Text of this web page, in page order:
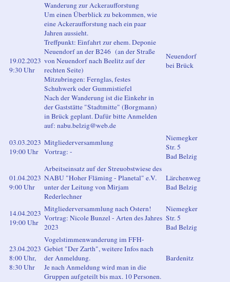
19.02.2023
9:30 Uhr
Wanderung zur Ackeraufforstung
Um einen Überblick zu bekommen, wie
eine Ackeraufforstung nach ein paar
Jahren aussieht.
Treffpunkt: Einfahrt zur ehem. Deponie
Neuendorf an der B246 (an der Straße
von Neuendorf nach Beelitz auf der
rechten Seite)
Mitzubringen: Fernglas, festes
Schuhwerk oder Gummistiefel
Nach der Wanderung ist die Einkehr in
der Gaststätte "Stadtmitte" (Borgmann)
in Brück geplant. Dafür bitte Anmelden
auf: nabu.belzig@web.de
Neuendorf
bei Brück
03.03.2023
19:00 Uhr
Mitgliederversammlung
Vortrag: -
Niemegker
Str. 5
Bad Belzig
01.04.2023
9:00 Uhr
Arbeitseinsatz auf der Streuobstwiese des
NABU "Hoher Fläming - Planetal" e.V.
unter der Leitung von Mirjam
Rederlechner
Lärchenweg
Bad Belzig
14.04.2023
19:00 Uhr
Mitgliederversammlung nach Ostern!
Vortrag: Nicole Bunzel - Arten des Jahres
2023
Niemegker
Str. 5
Bad Belzig
23.04.2023
8:00 Uhr,
8:30 Uhr
Vogelstimmenwanderung im FFH-
Gebiet "Der Zarth", weitere Infos nach
der Anmeldung.
Je nach Anmeldung wird man in die
Gruppen aufgeteilt bis max. 10 Personen.
Bardenitz